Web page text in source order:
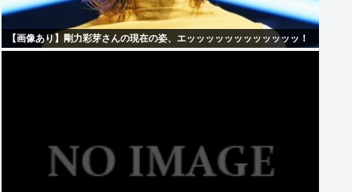
【画像あり】剛力彩芽さんの現在の姿、エッッッッッッッッッッッッ！